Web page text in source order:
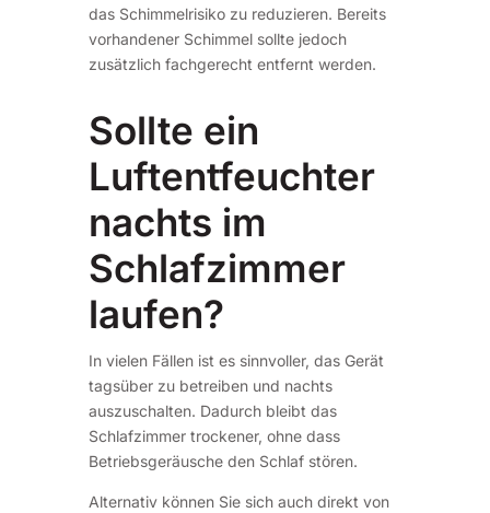
das Schimmelrisiko zu reduzieren. Bereits
vorhandener Schimmel sollte jedoch
zusätzlich fachgerecht entfernt werden.
Sollte ein
Luftentfeuchter
nachts im
Schlafzimmer
laufen?
In vielen Fällen ist es sinnvoller, das Gerät
tagsüber zu betreiben und nachts
auszuschalten. Dadurch bleibt das
Schlafzimmer trockener, ohne dass
Betriebsgeräusche den Schlaf stören.
Alternativ können Sie sich auch direkt von